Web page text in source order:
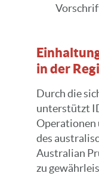
in der
Durch die
unterstützt
Operationen
des
Australian
zu